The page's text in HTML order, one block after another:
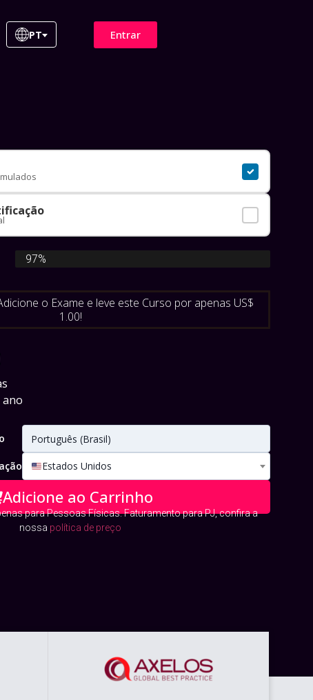
PT Entrar
Taxa de Aprovação
97%
o Exame e leve este Curso por apenas US$
1.00!
ano
Português (Brasil)
Estados Unidos
Adicione ao Carrinho
para Pessoas Físicas. Faturamento para PJ, confira a
nossa política de preço